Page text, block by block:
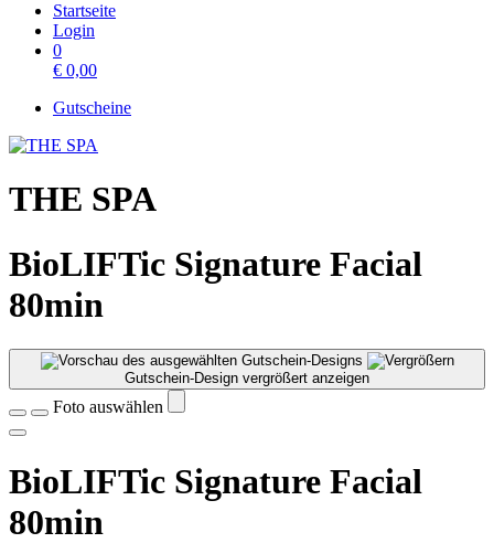
Startseite
Login
0
€ 0,00
Gutscheine
THE SPA
BioLIFTic Signature Facial
80min
Gutschein-Design vergrößert anzeigen
Foto auswählen
BioLIFTic Signature Facial
80min